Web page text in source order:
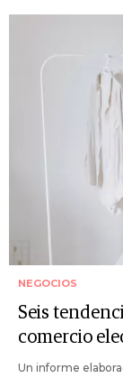
NEGOCIOS
Seis
comercio
Un informe